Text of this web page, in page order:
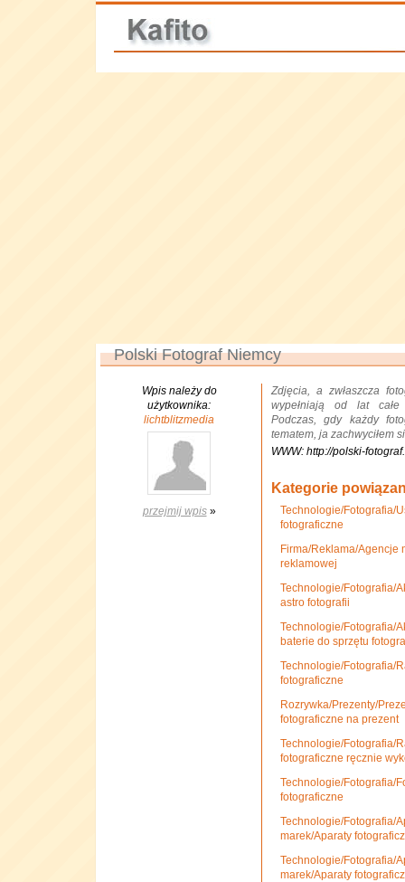
Polski Fotograf Niemcy
Wpis należy do
użytkownika:
lichtblitzmedia
przejmij wpis»
Zdjęcia, a zwłaszcza
wypełniają od lat
Podczas, gdy każdy
tematem, ja zachwyciłem
WWW: http://polski-
Kategorie
Technologie/Fotografia/
fotograficzne
Firma/Reklama/Agencje
reklamowej
Technologie/Fotografia/
astro fotografii
Technologie/Fotografia/
baterie do sprzętu
Technologie/Fotografia/
fotograficzne
Rozrywka/Prezenty/
fotograficzne na prezent
Technologie/Fotografia/
fotograficzne ręcznie
Technologie/Fotografia/
fotograficzne
Technologie/Fotografia/
marek/Aparaty
Technologie/Fotografia/
marek/Aparaty